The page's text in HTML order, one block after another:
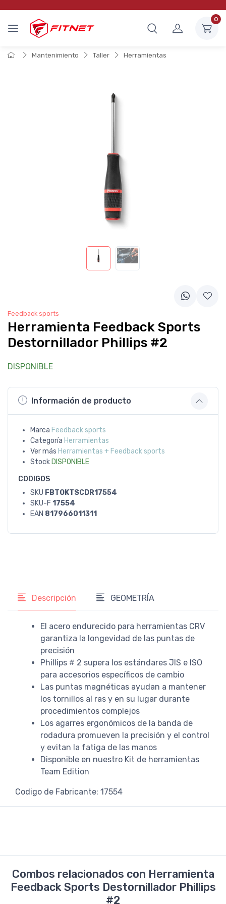
0
Mantenimiento Taller Herramientas
Feedback sports
Herramienta Feedback Sports
Destornillador Phillips #2
DISPONIBLE
Información de producto
Marca Feedback sports
Categoría Herramientas
Ver más Herramientas + Feedback sports
Stock DISPONIBLE
CODIGOS
SKU FBTOKTSCDR17554
SKU-F 17554
EAN 817966011311
Descripción GEOMETRÍA
El acero endurecido para herramientas CRV
garantiza la longevidad de las puntas de
precisión
Phillips # 2 supera los estándares JIS e ISO
para accesorios específicos de cambio
Las puntas magnéticas ayudan a mantener
los tornillos al ras y en su lugar durante
procedimientos complejos
Los agarres ergonómicos de la banda de
rodadura promueven la precisión y el control
y evitan la fatiga de las manos
Disponible en nuestro Kit de herramientas
Team Edition
Codigo de Fabricante: 17554
Combos relacionados con Herramienta
Feedback Sports Destornillador Phillips
#2